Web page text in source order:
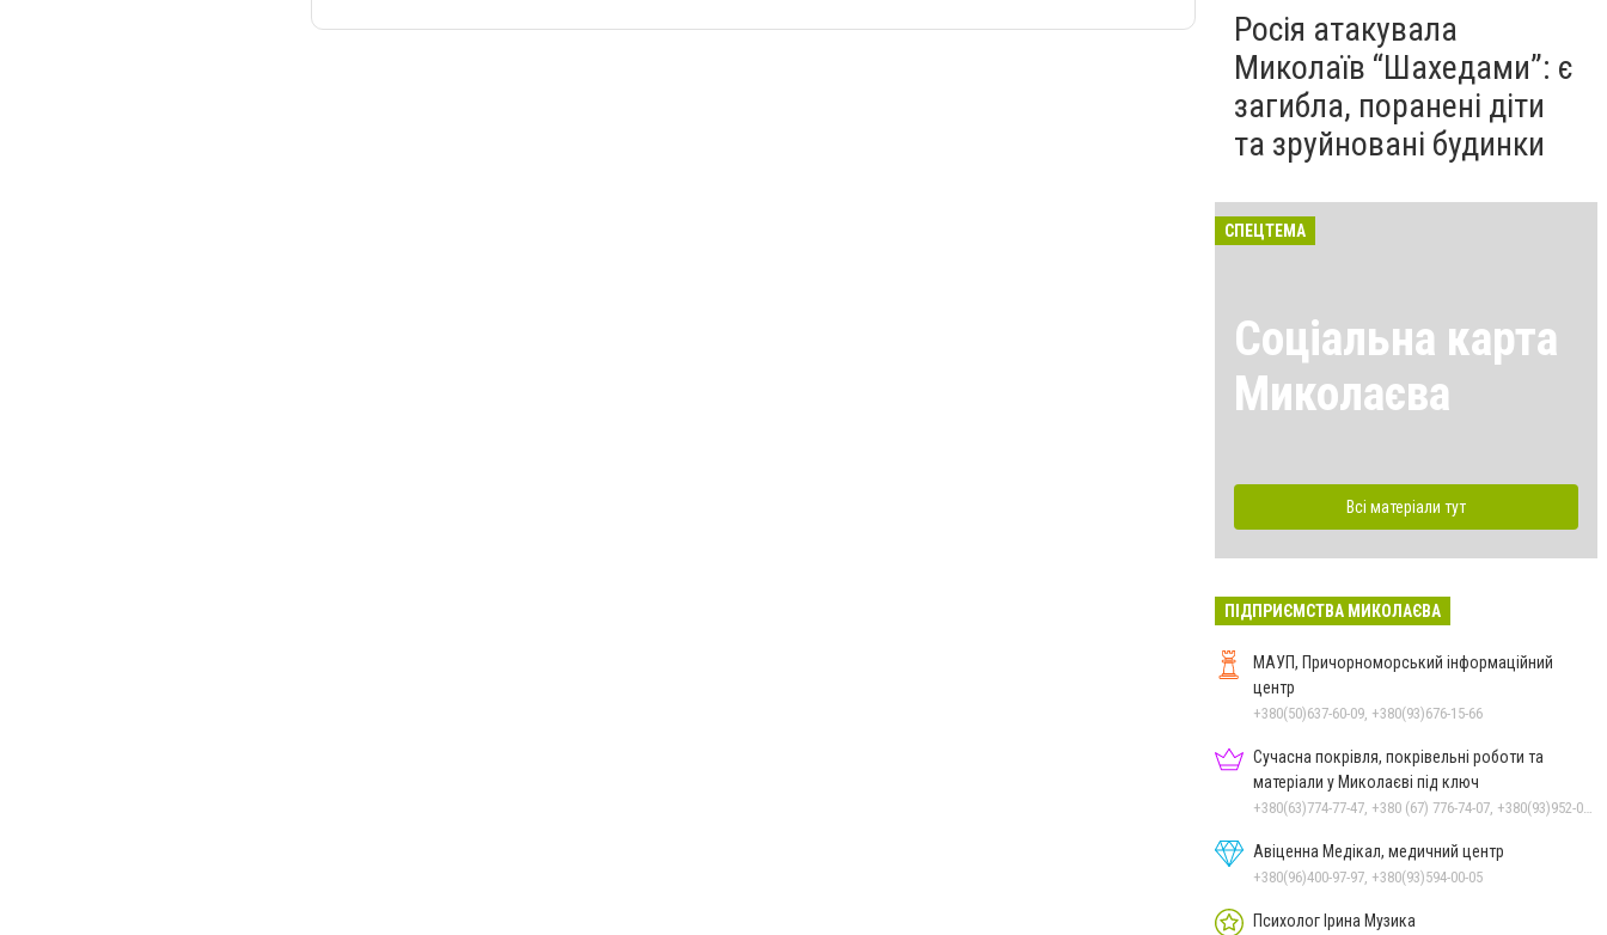
Росія атакувала
Миколаїв “Шахедами”: є
загибла, поранені діти
та зруйновані будинки
СПЕЦТЕМА
Соціальна карта
Миколаєва
Всі матеріали тут
ПІДПРИЄМСТВА МИКОЛАЄВА
МАУП, Причорноморський інформаційний
центр
+380(50)637-60-09, +380(93)676-15-66
Сучасна покрівля, покрівельні роботи та
матеріали у Миколаєві під ключ
Авіценна Медікал, медичний центр
+380(96)400-97-97, +380(93)594-00-05
Психолог Ірина Музика